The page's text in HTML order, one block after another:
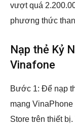
vượt quá
phương thức
Nạp thẻ Kỷ
Vinafone
Bước 1: Để nạp
mạng
Store trên thiết